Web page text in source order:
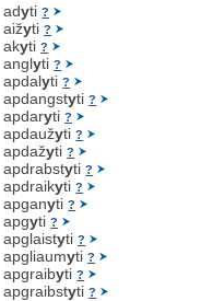
adyti?
aižyti?
akyti?
anglyti?
apdalyti?
apdangstyti?
apdaryti?
apdaužyti?
apdažyti?
apdrabstyti?
apdraikyti?
apganyti?
apgyti?
apglaistyti?
apgliaumyti?
apgraibyti?
apgraibstyti?